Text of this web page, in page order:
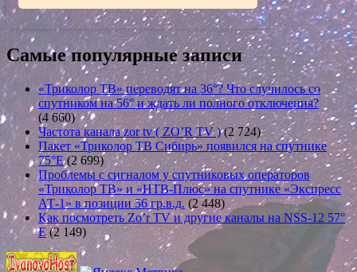
Самые популярные записи
«Триколор ТВ» переводят на 36°? Что случилось со
спутником на 56° и ждать ли полного отключения?
(4 660)
Частота канала zor tv ( ZO’R TV ) (2 724)
Пакет «Триколор ТВ Сибирь» появился на спутнике
75°E (2 699)
Проблемы с сигналом у спутниковых операторов
«Триколор ТВ» и «НТВ-Плюс» на спутнике «Экспресс
АТ-1» в позиции 56 гр.в.д. (2 448)
Как посмотреть Zo’r TV и другие каналы на NSS-12 57°
E (2 149)